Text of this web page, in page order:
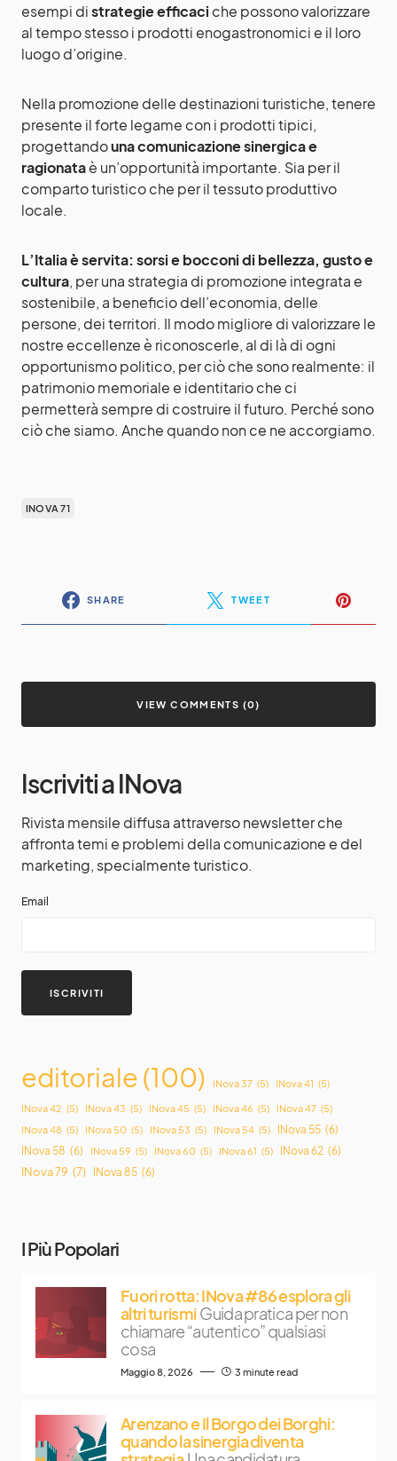
esempi distrategie efficaci che possono valorizzare
al tempo stesso i prodotti enogastronomici e il loro
luogo d’origine.
Nella promozione delle destinazioni turistiche, tenere
presente il forte legame con i prodotti tipici,
progettandouna comunicazione sinergica e
ragionataè un’opportunità importante. Sia per il
comparto turistico che per il tessuto produttivo
locale.
L’Italia è servita: sorsi e bocconi di bellezza, gusto e
cultura, per una strategia di promozione integrata e
sostenibile, a beneficio dell’economia, delle
persone, dei territori. Il modo migliore di valorizzare le
nostre eccellenze è riconoscerle, al di là di ogni
opportunismo politico, per ciò che sono realmente: il
patrimonio memoriale e identitario che ci
permetterà sempre di costruire il futuro. Perché sono
ciò che siamo. Anche quando non ce ne accorgiamo.
INOVA 71
SHARE TWEET
VIEW COMMENTS (0)
Iscriviti a INova
Rivista mensile diffusa attraverso newsletter che
affronta temi e problemi della comunicazione e del
marketing, specialmente turistico.
Email
editoriale(100) INova 37 (5) INova 41 (5)
INova 42 (5) INova 43 (5) INova 45 (5) INova 46 (5) INova 47 (5)
INova 48 (5) INova 50 (5) INova 53 (5) INova 54 (5) INova 55 (6)
INova 58 (6) INova 59 (5) INova 60 (5) INova 61 (5) INova 62 (6)
INova 79 (7) INova 85 (6)
I Più Popolari
Fuori rotta: INova #86 esplora gli
altri turismi Guida pratica per non
chiamare “autentico” qualsiasi
cosa
Maggio 8, 2026 3 minute read
Arenzano e Il Borgo dei Borghi:
quando la sinergia diventa